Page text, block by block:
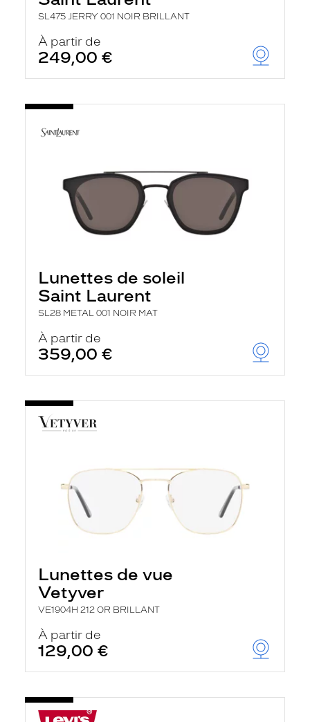
SL475 JERRY 001 NOIR BRILLANT
À partir de
249,00 €
Lunettes de soleil
Saint Laurent
SL28 METAL 001 NOIR MAT
À partir de
359,00 €
Lunettes de vue
Vetyver
VE1904H 212 OR BRILLANT
À partir de
129,00 €